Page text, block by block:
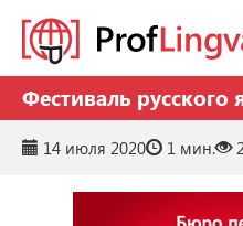
Фестиваль
14 июля 2020 1 мин.